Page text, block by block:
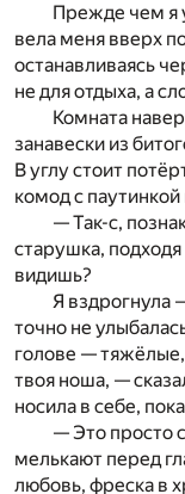
Прежде чем я
вела меня вверх
останавливаясь
не для отдыха, а
Комната
занавески из
В углу стоит
комод с
— Так-с,
старушка,
видишь?
Я вздрогнула
точно не
голове —
твоя ноша, —
носила в себе,
— Это просто
мелькают перед
любовь, фреска в